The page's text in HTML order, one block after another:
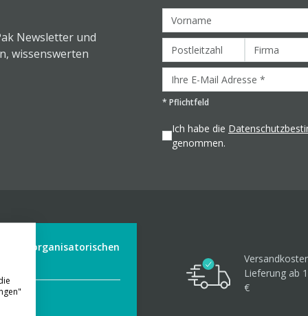
Newsletter und
wissenswerten
* Pflichtfeld
Ich habe die
genommen.
aus organisatorischen
Lieferung ab
€